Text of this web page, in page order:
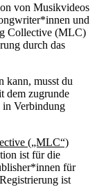
von Musikvideos
und
Collective (MLC)
durch das
kann, musst du
dem zugrunde
in Verbindung
(„MLC“)
ist für die
für
ist